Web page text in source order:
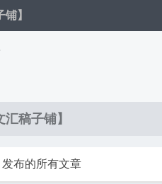
】
稿子铺】
布的所有文章